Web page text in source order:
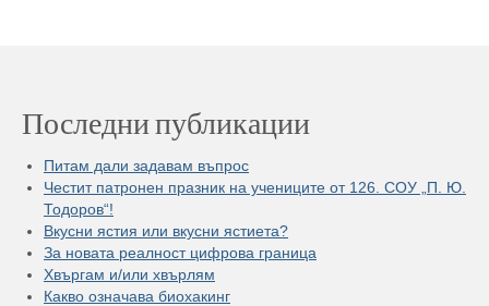
Последни публикации
Питам дали задавам въпрос
Честит патронен празник на учениците от 126. СОУ „П. Ю.
Тодоров“!
Вкусни ястия или вкусни ястиета?
За новата реалност цифрова граница
Хвъргам и/или хвърлям
Какво означава биохакинг